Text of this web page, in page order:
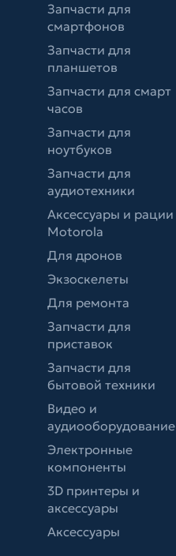
Запчасти для
смартфонов
Запчасти для
планшетов
Запчасти для смарт
часов
Запчасти для
ноутбуков
Запчасти для
аудиотехники
Аксессуары и рации
Motorola
Для дронов
Экзоскелеты
Для ремонта
Запчасти для
приставок
Запчасти для
бытовой техники
Видео и
аудиооборудование
Электронные
компоненты
3D принтеры и
аксессуары
Аксессуары